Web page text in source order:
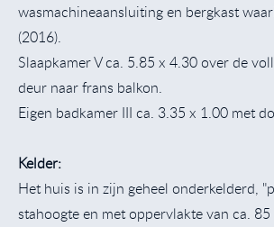
wasmachineaansluiting en bergkast
(2016).
Slaapkamer V ca. 5.85 x 4.30 over de
deur naar frans balkon.
Eigen badkamer III ca. 3.35 x 1.00 met
Kelder:
Het huis is in zijn geheel onderkelderd,
stahoogte en met oppervlakte van ca. 85